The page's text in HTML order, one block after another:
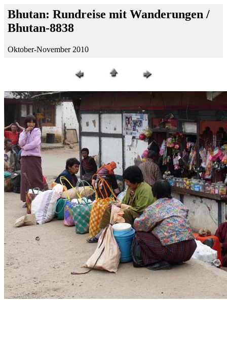
Bhutan: Rundreise mit Wanderungen /
Bhutan-8838
Oktober-November 2010